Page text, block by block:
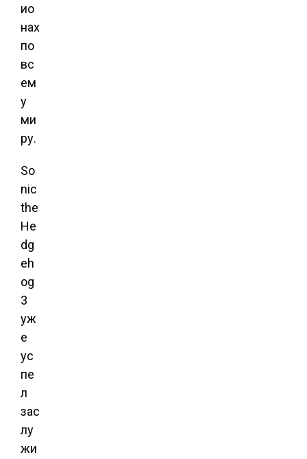
ио
нах
по
вс
ем
у
ми
ру.
So
nic
the
He
dg
eh
og
3
уж
е
ус
пе
л
зас
лу
жи